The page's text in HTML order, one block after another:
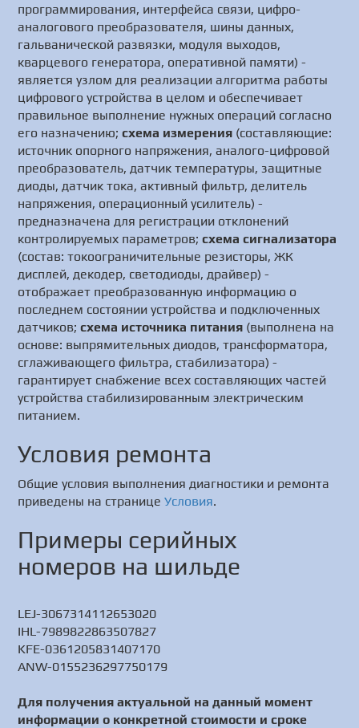
программирования, интерфейса связи, цифро-
аналогового преобразователя, шины данных,
гальванической развязки, модуля выходов,
кварцевого генератора, оперативной памяти) -
является узлом для реализации алгоритма работы
цифрового устройства в целом и обеспечивает
правильное выполнение нужных операций согласно
его назначению;схема измерения (составляющие:
источник опорного напряжения, аналого-цифровой
преобразователь, датчик температуры, защитные
диоды, датчик тока, активный фильтр, делитель
напряжения, операционный усилитель) -
предназначена для регистрации отклонений
контролируемых параметров;схема сигнализатора
(состав: токоограничительные резисторы, ЖК
дисплей, декодер, светодиоды, драйвер) -
отображает преобразованную информацию о
последнем состоянии устройства и подключенных
датчиков;схема источника питания (выполнена на
основе: выпрямительных диодов, трансформатора,
сглаживающего фильтра, стабилизатора) -
гарантирует снабжение всех составляющих частей
устройства стабилизированным электрическим
питанием.
Условия ремонта
Общие условия выполнения диагностики и ремонта
приведены на страницеУсловия.
Примеры серийных
номеров на шильде
LEJ-3067314112653020
IHL-7989822863507827
KFE-0361205831407170
ANW-0155236297750179
Для получения актуальной на данный момент
информации о конкретной стоимости и сроке